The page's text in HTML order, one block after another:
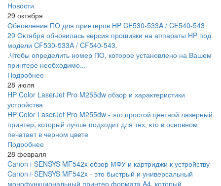
Новости
29 октября
Обновление ПО для принтеров HP CF530-533A / CF540-543
20 Октября обновилась версия прошивки на аппараты HP под
модели CF530-533A / CF540-543.
.Чтобы определить номер ПО, которое установлено на Вашем
принтере необходимо...
Подробнее
28 июля
HP Color LaserJet Pro M255dw обзор и характеристики
устройства
HP Color LaserJet Pro M255dw - это простой цветной лазерный
принтер, который лучше подходит для тех, кто в основном
печатает в черном цвете
Подробнее
28 февраля
Canon i-SENSYS MF542x обзор МФУ и картриджи к устройству
Canon i-SENSYS MF542x - это быстрый и универсальный
монофункциональный принтер формата A4, который